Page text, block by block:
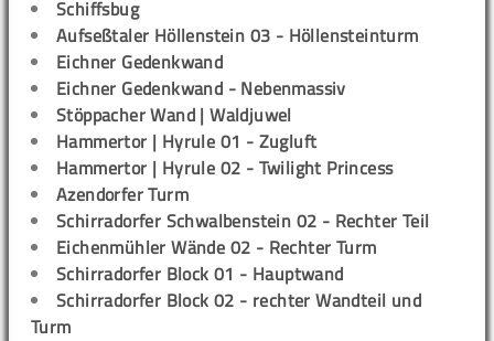
Schiffsbug
Aufseßtaler Höllenstein 03 - Höllensteinturm
Eichner Gedenkwand
Eichner Gedenkwand - Nebenmassiv
Stöppacher Wand | Waldjuwel
Hammertor | Hyrule 01 - Zugluft
Hammertor | Hyrule 02 - Twilight Princess
Azendorfer Turm
Schirradorfer Schwalbenstein 02 - Rechter Teil
Eichenmühler Wände 02 - Rechter Turm
Schirradorfer Block 01 - Hauptwand
Schirradorfer Block 02 - rechter Wandteil und
Turm